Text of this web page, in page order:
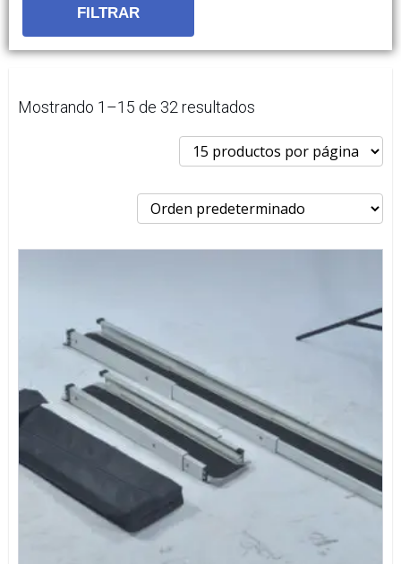
FILTRAR
Mostrando 1–15 de 32 resultados